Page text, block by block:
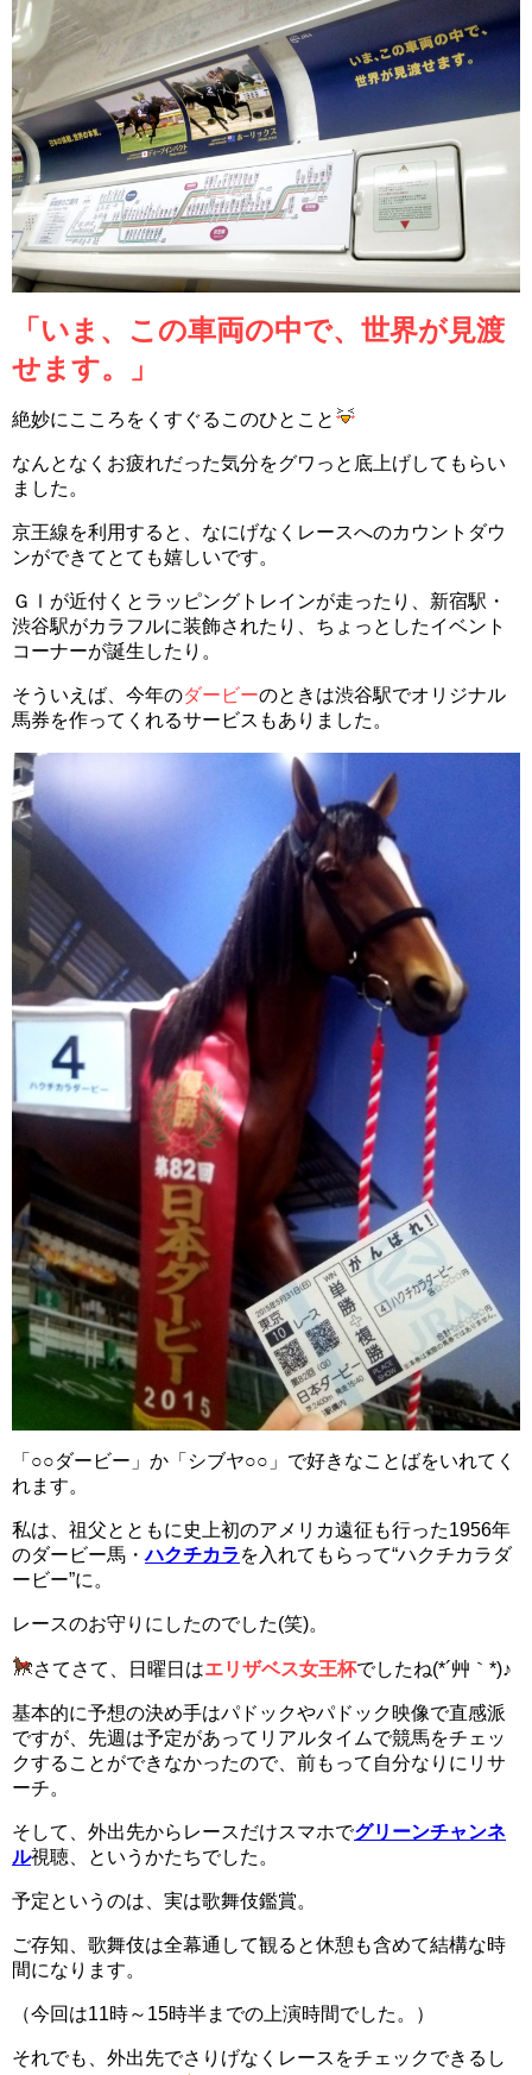
「いま、この車両の中で、世界が見渡
せます。」
絶妙にこころをくすぐるこのひとこと
なんとなくお疲れだった気分をグワっと底上げしてもらい
ました。
京王線を利用すると、なにげなくレースへのカウントダウ
ンができてとても嬉しいです。
ＧⅠが近付くとラッピングトレインが走ったり、新宿駅・
渋谷駅がカラフルに装飾されたり、ちょっとしたイベント
コーナーが誕生したり。
そういえば、今年のダービーのときは渋谷駅でオリジナル
馬券を作ってくれるサービスもありました。
「○○ダービー」か「シブヤ○○」で好きなことばをいれてく
れます。
私は、祖父とともに史上初のアメリカ遠征も行った1956年
のダービー馬・ハクチカラ を入れてもらって“ハクチカラダ
ービー”に。
レースのお守りにしたのでした(笑)。
さてさて、日曜日はエリザベス女王杯でしたね(*´艸｀*)♪
基本的に予想の決め手はパドックやパドック映像で直感派
ですが、先週は予定があってリアルタイムで競馬をチェッ
クすることができなかったので、前もって自分なりにリサ
ーチ。
そして、外出先からレースだけスマホでグリーンチャンネ
ル視聴、というかたちでした。
予定というのは、実は歌舞伎鑑賞。
ご存知、歌舞伎は全幕通して観ると休憩も含めて結構な時
間になります。
（今回は11時～15時半までの上演時間でした。）
それでも、外出先でさりげなくレースをチェックできるし